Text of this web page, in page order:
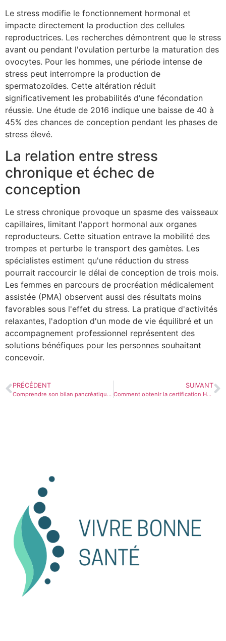
Le stress modifie le fonctionnement hormonal et
impacte directement la production des cellules
reproductrices. Les recherches démontrent que le stress
avant ou pendant l'ovulation perturbe la maturation des
ovocytes. Pour les hommes, une période intense de
stress peut interrompre la production de
spermatozoïdes. Cette altération réduit
significativement les probabilités d'une fécondation
réussie. Une étude de 2016 indique une baisse de 40 à
45% des chances de conception pendant les phases de
stress élevé.
La relation entre stress
chronique et échec de
conception
Le stress chronique provoque un spasme des vaisseaux
capillaires, limitant l'apport hormonal aux organes
reproducteurs. Cette situation entrave la mobilité des
trompes et perturbe le transport des gamètes. Les
spécialistes estiment qu'une réduction du stress
pourrait raccourcir le délai de conception de trois mois.
Les femmes en parcours de procréation médicalement
assistée (PMA) observent aussi des résultats moins
favorables sous l'effet du stress. La pratique d'activités
relaxantes, l'adoption d'un mode de vie équilibré et un
accompagnement professionnel représentent des
solutions bénéfiques pour les personnes souhaitant
concevoir.
PRÉCÉDENT
Comprendre son bilan pancréatique : Comment interpréter les taux d’amylase et de lipase ?
SUIVANT
Comment obtenir la certification HAS pour améliorer la qualité des soins ?